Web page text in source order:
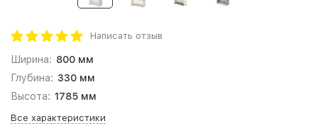
Написать отзыв
Ширина: 800 мм
Глубина: 330 мм
Высота: 1785 мм
Все характеристики